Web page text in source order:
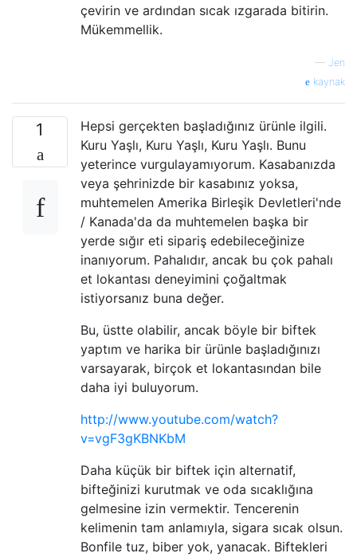
çevirin ve ardından sıcak ızgarada bitirin.
Mükemmellik.
— Jen
kaynak
1
Hepsi gerçekten başladığınız ürünle ilgili.
Kuru Yaşlı, Kuru Yaşlı, Kuru Yaşlı. Bunu
yeterince vurgulayamıyorum. Kasabanızda
veya şehrinizde bir kasabınız yoksa,
muhtemelen Amerika Birleşik Devletleri'nde
/ Kanada'da da muhtemelen başka bir
yerde sığır eti sipariş edebileceğinize
inanıyorum. Pahalıdır, ancak bu çok pahalı
et lokantası deneyimini çoğaltmak
istiyorsanız buna değer.
Bu, üstte olabilir, ancak böyle bir biftek
yaptım ve harika bir ürünle başladığınızı
varsayarak, birçok et lokantasından bile
daha iyi buluyorum.
http://www.youtube.com/watch?
v=vgF3gKBNKbM
Daha küçük bir biftek için alternatif,
bifteğinizi kurutmak ve oda sıcaklığına
gelmesine izin vermektir. Tencerenin
kelimenin tam anlamıyla, sigara sıcak olsun.
Bonfile tuz, biber yok, yanacak. Biftekleri